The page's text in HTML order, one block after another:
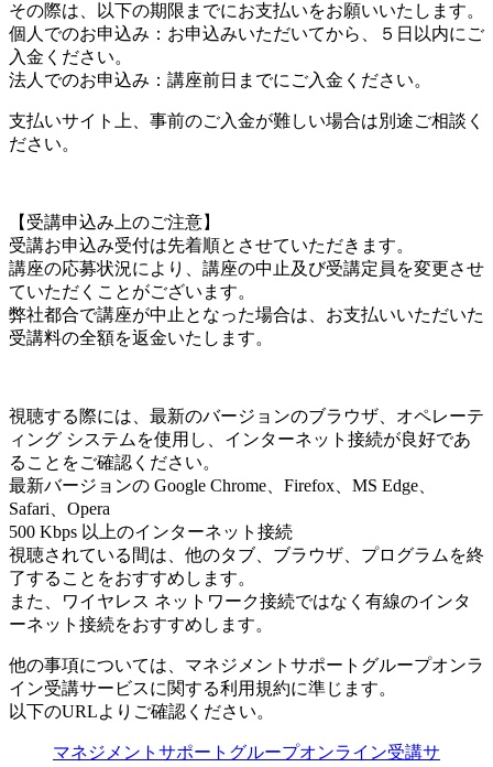
その際は、以下の期限までにお支払いをお願いいたします。
個人でのお申込み：お申込みいただいてから、５日以内にご
入金ください。
法人でのお申込み：講座前日までにご入金ください。
支払いサイト上、事前のご入金が難しい場合は別途ご相談く
ださい。
【受講申込み上のご注意】
受講お申込み受付は先着順とさせていただきます。
講座の応募状況により、講座の中止及び受講定員を変更させ
ていただくことがございます。
弊社都合で講座が中止となった場合は、お支払いいただいた
受講料の全額を返金いたします。
視聴する際には、最新のバージョンのブラウザ、オペレーテ
ィング システムを使用し、インターネット接続が良好であ
ることをご確認ください。
最新バージョンの Google Chrome、Firefox、MS Edge、
Safari、Opera
500 Kbps 以上のインターネット接続
視聴されている間は、他のタブ、ブラウザ、プログラムを終
了することをおすすめします。
また、ワイヤレス ネットワーク接続ではなく有線のインタ
ーネット接続をおすすめします。
他の事項については、マネジメントサポートグループオンラ
イン受講サービスに関する利用規約に準じます。
以下のURLよりご確認ください。
マネジメントサポートグループオンライン受講サ